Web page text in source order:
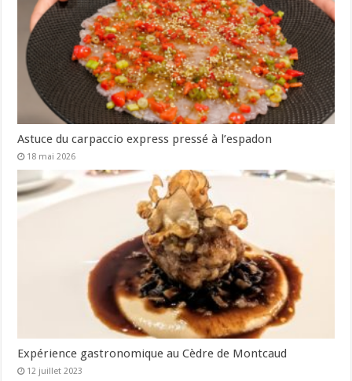
Astuce du carpaccio express pressé à l’espadon
18 mai 2026
Expérience gastronomique au Cèdre de Montcaud
12 juillet 2023